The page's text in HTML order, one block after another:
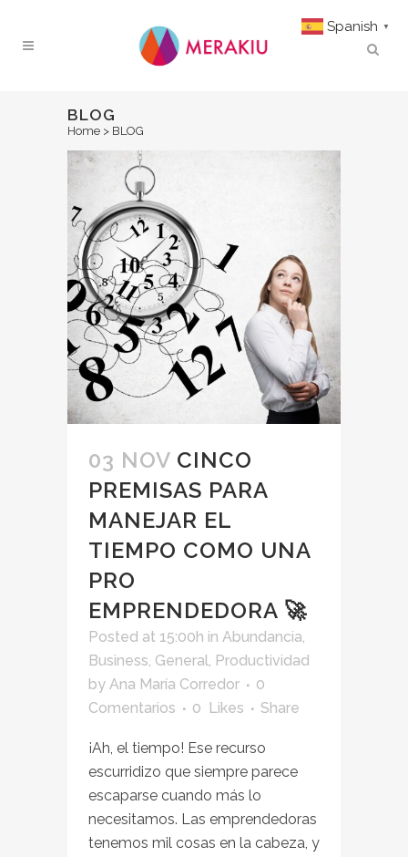
BLOG
Home > BLOG
03 NOV CINCO
PREMISAS PARA
MANEJAR EL
TIEMPO COMO UNA
PRO
EMPRENDEDORA 🚀
Posted at 15:00h in Abundancia,
Business, General, Productividad
by Ana María Corredor
0
Comentarios
0 Likes Share
¡Ah, el tiempo! Ese recurso
escurridizo que siempre parece
escaparse cuando más lo
necesitamos. Las emprendedoras
tenemos mil cosas en la cabeza, y
Spanish ▼